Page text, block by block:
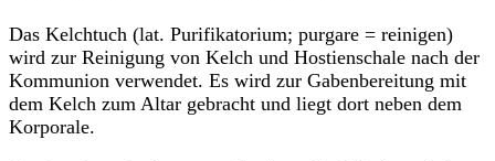
Das Kelchtuch (lat. Purifikatorium; purgare = reinigen)
wird zur Reinigung von Kelch und Hostienschale nach der
Kommunion verwendet. Es wird zur Gabenbereitung mit
dem Kelch zum Altar gebracht und liegt dort neben dem
Korporale.